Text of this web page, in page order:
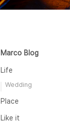
Marco Blog
Life
Wedding
Place
Like it